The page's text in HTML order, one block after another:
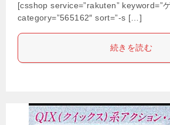
[csshop service=”rakuten” keyword=”
category=”565162″ sort=”-s […]
続きを読む